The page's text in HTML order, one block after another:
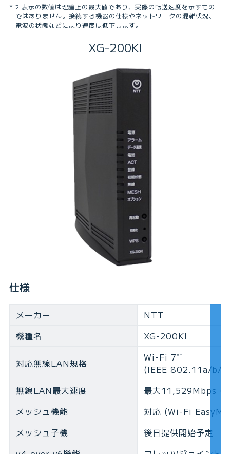
2 表⽰の数値は理論上の最⼤値であり、実際の転送速度を⽰すもの
ではありません。接続する機器の仕様やネットワークの混雑状況、
電波の状態などにより速度は低下します。
XG-200KI
仕様
メーカー
NTT
機種名
XG-200KI
対応無線LAN規格 Wi-Fi 7*1
(IEEE 802.11a/b/
無線LAN最大速度
最大11,529Mbps
メッシュ機能
対応 (Wi-Fi
メッシュ子機
後日提供開始予定